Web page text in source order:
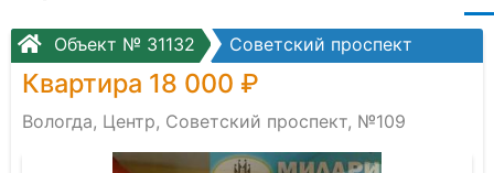
Объект № 31132 Советский проспект
Квартира 18 000 ₽
Вологда, Центр, Советский проспект, №109